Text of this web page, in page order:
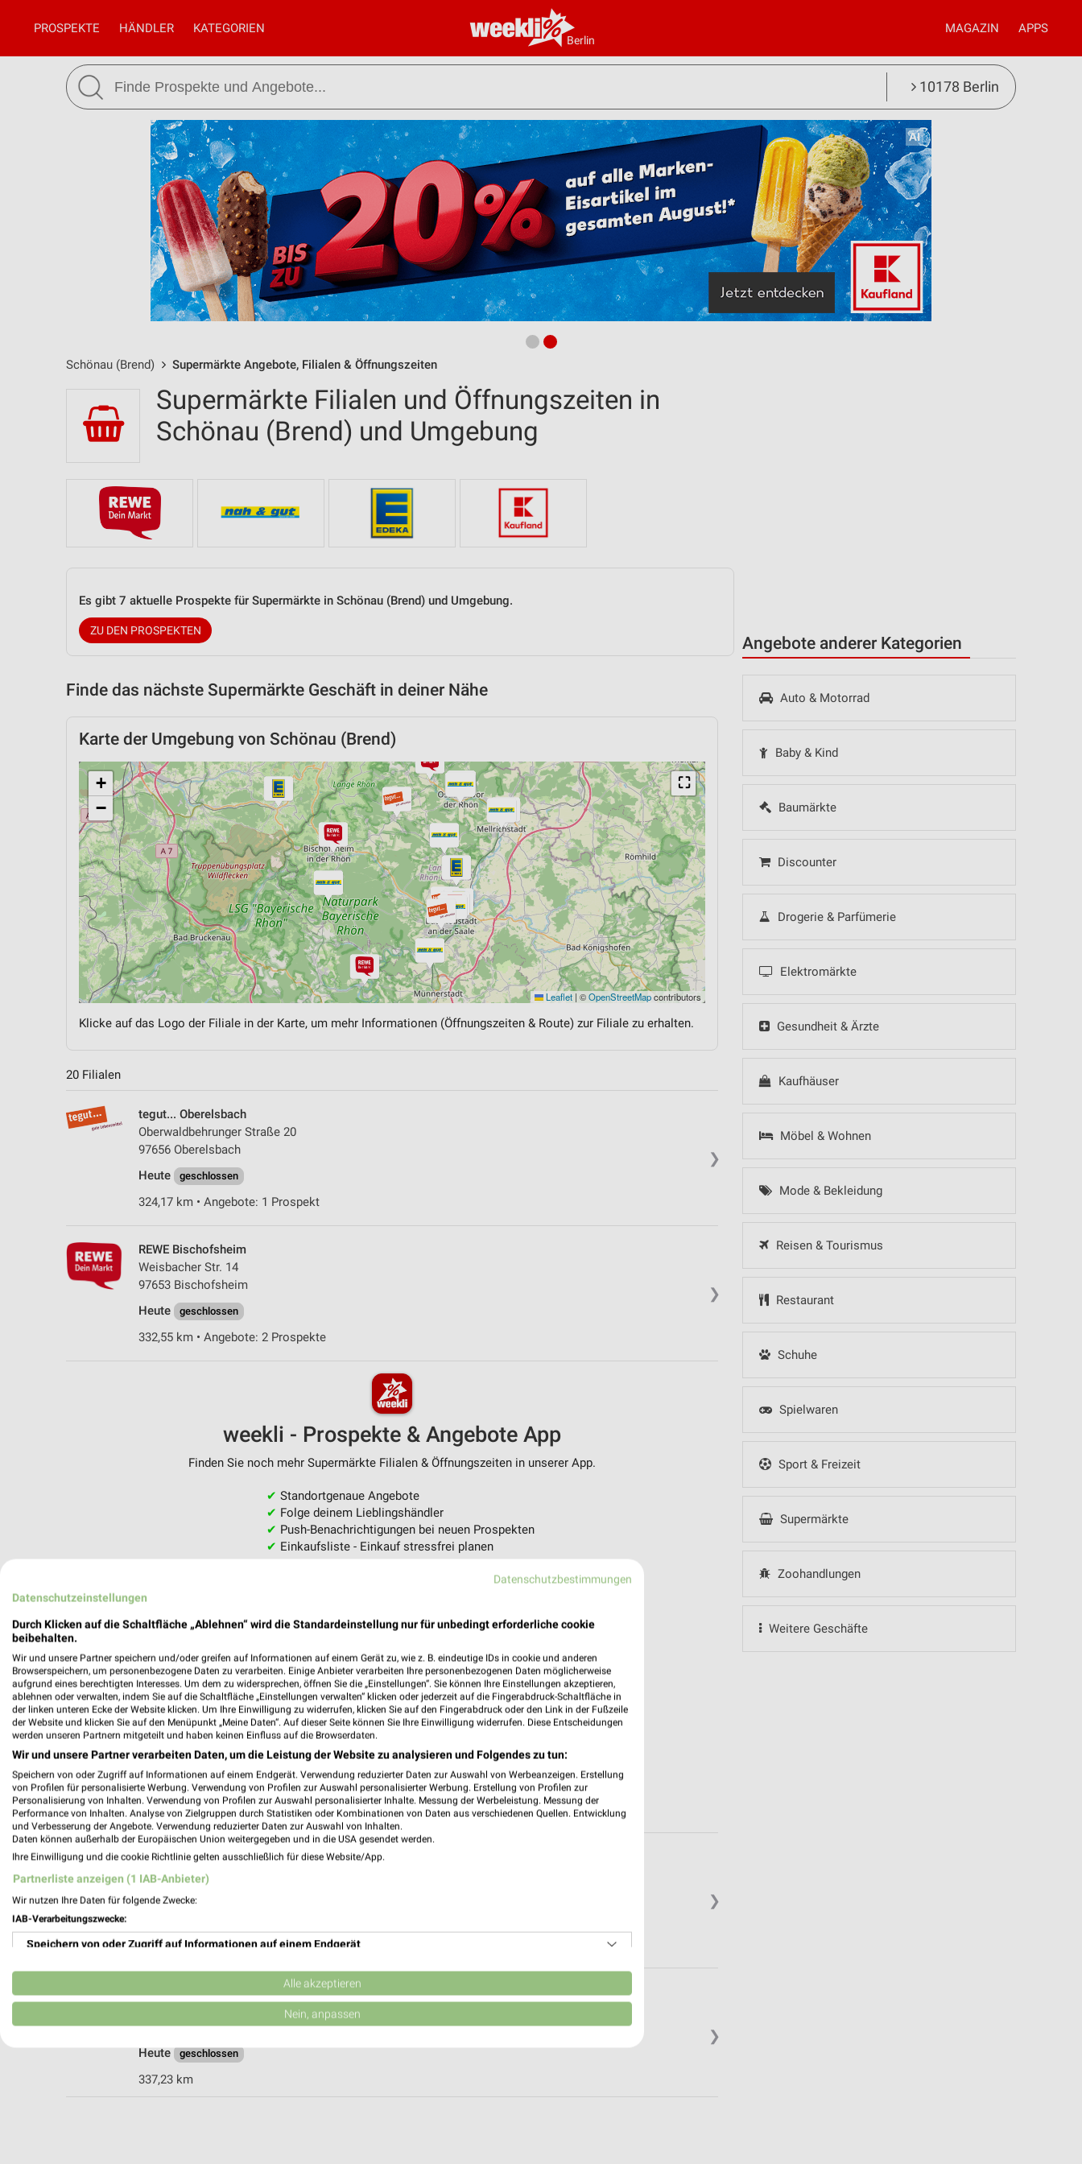
Berlin
PROSPEKTE HÄNDLER KATEGORIEN MAGAZIN APPS
10178 Berlin
Schönau (Brend) Supermärkte Angebote, Filialen & Öffnungszeiten
Angebote anderer Kategorien
Auto & Motorrad
Baby & Kind
Baumärkte
Discounter
Drogerie & Parfümerie
Elektromärkte
Gesundheit & Ärzte
Kaufhäuser
Möbel & Wohnen
Mode & Bekleidung
Reisen & Tourismus
Restaurant
Schuhe
Spielwaren
Sport & Freizeit
Supermärkte
Zoohandlungen
Weitere Geschäfte
Supermärkte Filialen und Öffnungszeiten in
Schönau (Brend) und Umgebung
Es gibt 7 aktuelle Prospekte für Supermärkte in Schönau (Brend) und Umgebung.
ZU DEN PROSPEKTEN
Finde das nächste Supermärkte Geschäft in deiner Nähe
Karte der Umgebung von Schönau (Brend)
⛶
+
−
Leaflet | ©OpenStreetMapcontributors
Klicke auf das Logo der Filiale in der Karte, um mehr Informationen (Öffnungszeiten & Route) zur Filiale zu erhalten.
20 Filialen
❯
tegut... Oberelsbach
Oberwaldbehrunger Straße 20
97656 Oberelsbach
Heute
geschlossen
324,17 km • Angebote: 1 Prospekt
❯
REWE Bischofsheim
Weisbacher Str. 14
97653 Bischofsheim
Heute
geschlossen
332,55 km • Angebote: 2 Prospekte
weekli - Prospekte & Angebote App
Finden Sie noch mehr Supermärkte Filialen & Öffnungszeiten in unserer App.
✔ Standortgenaue Angebote
✔ Folge deinem Lieblingshändler
✔ Push-Benachrichtigungen bei neuen Prospekten
✔ Einkaufsliste - Einkauf stressfrei planen
Nutze weekli auch mobil – App jetzt laden oder QR-Code scannen.
❯
nah & gut Schrenk Marion Bastheim
Spielgasse 3
323,51 km
❯
nah & gut Frischemarkt Thomas Metz Sandberg
97657 Sandberg
Heute
geschlossen
337,23 km
Datenschutzbestimmungen
Datenschutzeinstellungen
Durch Klicken auf die Schaltfläche „Ablehnen“ wird die Standardeinstellung nur für unbedingt erforderliche cookie
beibehalten.
Wir und unsere Partner speichern und/oder greifen auf Informationen auf einem Gerät zu, wie z. B. eindeutige IDs in cookie und anderen
Browserspeichern, um personenbezogene Daten zu verarbeiten. Einige Anbieter verarbeiten Ihre personenbezogenen Daten möglicherweise
aufgrund eines berechtigten Interesses. Um dem zu widersprechen, öffnen Sie die „Einstellungen“. Sie können Ihre Einstellungen akzeptieren,
ablehnen oder verwalten, indem Sie auf die Schaltfläche „Einstellungen verwalten“ klicken oder jederzeit auf die Fingerabdruck-Schaltfläche in
der linken unteren Ecke der Website klicken. Um Ihre Einwilligung zu widerrufen, klicken Sie auf den Fingerabdruck oder den Link in der Fußzeile
der Website und klicken Sie auf den Menüpunkt „Meine Daten“. Auf dieser Seite können Sie Ihre Einwilligung widerrufen. Diese Entscheidungen
werden unseren Partnern mitgeteilt und haben keinen Einfluss auf die Browserdaten.
Wir und unsere Partner verarbeiten Daten, um die Leistung der Website zu analysieren und Folgendes zu tun:
Speichern von oder Zugriff auf Informationen auf einem Endgerät. Verwendung reduzierter Daten zur Auswahl von Werbeanzeigen. Erstellung
von Profilen für personalisierte Werbung. Verwendung von Profilen zur Auswahl personalisierter Werbung. Erstellung von Profilen zur
Personalisierung von Inhalten. Verwendung von Profilen zur Auswahl personalisierter Inhalte. Messung der Werbeleistung. Messung der
Performance von Inhalten. Analyse von Zielgruppen durch Statistiken oder Kombinationen von Daten aus verschiedenen Quellen. Entwicklung
und Verbesserung der Angebote. Verwendung reduzierter Daten zur Auswahl von Inhalten.
Daten können außerhalb der Europäischen Union weitergegeben und in die USA gesendet werden.
Ihre Einwilligung und die cookie Richtlinie gelten ausschließlich für diese Website/App.
Partnerliste anzeigen (1 IAB-Anbieter)
Wir nutzen Ihre Daten für folgende Zwecke:
IAB-Verarbeitungszwecke:
Speichern von oder Zugriff auf Informationen auf einem Endgerät
Verwendung reduzierter Daten zur Auswahl von Werbeanzeigen
Erstellung von Profilen für personalisierte Werbung
Erstellung von Profilen zur Personalisierung von Inhalten
Alle akzeptieren
Nein, anpassen